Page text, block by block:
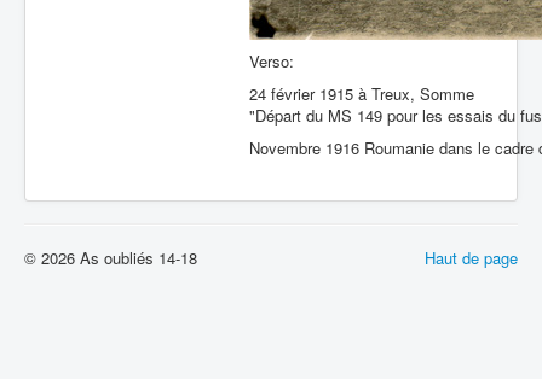
Verso:
24 février 1915 à Treux, Somme
"Départ du MS 149 pour les essais du
Novembre 1916 Roumanie dans le
Haut de page
© 2026 As oubliés 14-18